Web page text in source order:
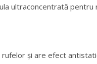
ultraconcentrată
și are efect